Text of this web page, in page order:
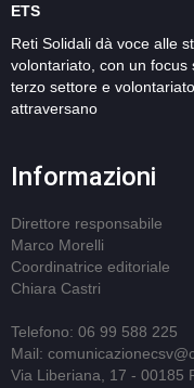
ETS
Reti Solidali dà voce alle
volontariato, con un focus
terzo settore e
attraversano
Informazioni
Direttore responsabile
Marco Morelli
Coordinatrice editoriale
Chiara Castri
Telefono: 06 99 588 225
Mail:
Via Liberiana, 17 - 00185